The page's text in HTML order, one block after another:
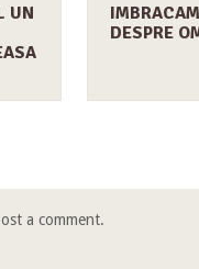
UN
DESPRE
a comment.